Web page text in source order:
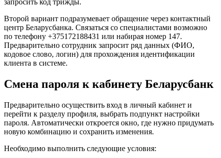
запросить код трижды.
Второй вариант подразумевает обращение через контактный
центр Беларусбанка. Связаться со специалистами возможно
по телефону +375172188431 или набирая номер 147.
Предварительно сотрудник запросит ряд данных (ФИО,
кодовое слово, логин) для прохождения идентификации
клиента в системе.
Смена пароля к кабинету Беларусбанк
Предварительно осуществить вход в личный кабинет и
перейти к разделу профиля, выбрать подпункт настройки
пароля. Автоматически откроется окно, где нужно придумать
новую комбинацию и сохранить изменения.
Необходимо выполнить следующие условия: